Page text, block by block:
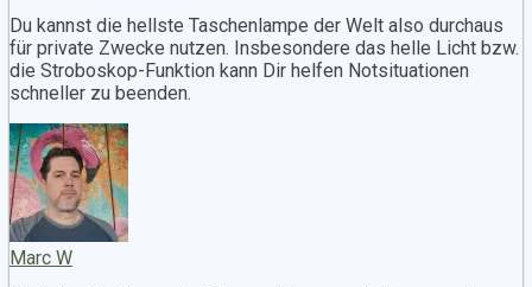
Du kannst die hellste Taschenlampe der Welt also durchaus
für private Zwecke nutzen. Insbesondere das helle Licht bzw.
die Stroboskop-Funktion kann Dir helfen Notsituationen
schneller zu beenden.
Marc W